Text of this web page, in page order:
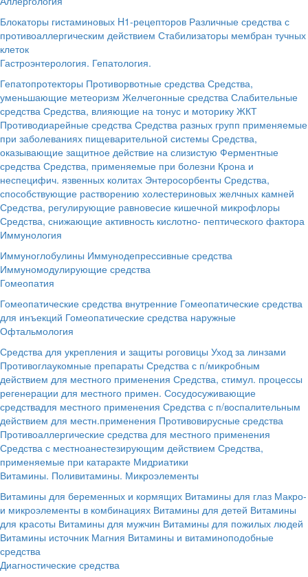
Блокаторы гистаминовых H1-рецепторов Различные средства с
противоаллергическим действием Стабилизаторы мембран тучных
клеток
Гастроэнтерология. Гепатология.
Гепатопротекторы Противорвотные средства Средства,
уменьшающие метеоризм Желчегонные средства Слабительные
средства Средства, влияющие на тонус и моторику ЖКТ
Противодиарейные средства Средства разных групп применяемые
при заболеваниях пищеварительной системы Средства,
оказывающие защитное действие на слизистую Ферментные
средства Средства, применяемые при болезни Крона и
неспецифич. язвенных колитах Энтеросорбенты Средства,
способствующие растворению холестериновых желчных камней
Средства, регулирующие равновесие кишечной микрофлоры
Средства, снижающие активность кислотно- пептического фактора
Иммунология
Иммуноглобулины Иммунодепрессивные средства
Иммуномодулирующие средства
Гомеопатия
Гомеопатические средства внутренние Гомеопатические средства
для инъекций Гомеопатические средства наружные
Офтальмология
Средства для укрепления и защиты роговицы Уход за линзами
Противоглаукомные препараты Средства с п/микробным
действием для местного применения Средства, стимул. процессы
регенерации для местного примен. Сосудосуживающие
средствадля местного применения Средства с п/воспалительным
действием для местн.применения Противовирусные средства
Противоаллергические средства для местного применения
Средства с местноанестезирующим действием Средства,
применяемые при катаракте Мидриатики
Витамины. Поливитамины. Микроэлементы
Витамины для беременных и кормящих Витамины для глаз Макро-
и микроэлементы в комбинациях Витамины для детей Витамины
для красоты Витамины для мужчин Витамины для пожилых людей
Витамины источник Магния Витамины и витаминоподобные
средства
Диагностические средства